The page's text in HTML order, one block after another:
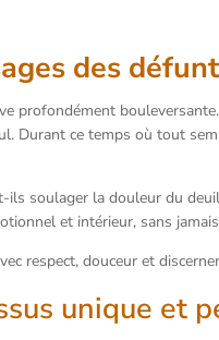
des
profondément
Durant ce temps où tout
ils soulager la douleur du
et intérieur, sans
respect, douceur et
unique et